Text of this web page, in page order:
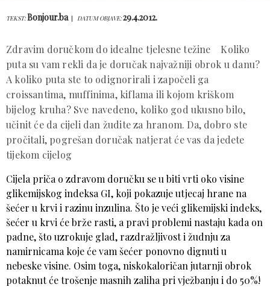
TEKST:Bonjour.ba DATUM OBJAVE:29.4.2012.
Zdravim doručkom do idealne tjelesne težine Koliko
puta su vam rekli da je doručak najvažniji obrok u danu?
A koliko puta ste to odignorirali i započeli ga
croissantima, muffinima, kiflama ili kojom kriškom
bijelog kruha? Sve navedeno, koliko god ukusno bilo,
učinit će da cijeli dan žudite za hranom. Da, dobro ste
pročitali, pogrešan doručak natjerat će vas da jedete
tijekom cijelog
Cijela priča o zdravom doručku se u biti vrti oko visine
glikemijskog indeksa GI, koji pokazuje utjecaj hrane na
šećer u krvi i razinu inzulina. Što je veći glikemijski indeks,
šećer u krvi će brže rasti, a pravi problemi nastaju kada on
padne, što uzrokuje glad, razdražljivost i žudnju za
namirnicama koje će vam šećer ponovno dignuti u
nebeske visine. Osim toga, niskokaloričan jutarnji obrok
potaknut će trošenje masnih zaliha pri vježbanju i do 50%!